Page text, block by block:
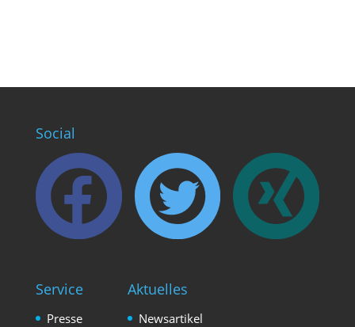
Social
Service
Presse
Aktuelles
Newsartikel